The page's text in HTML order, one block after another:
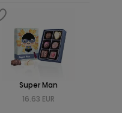
Super Man
16.63 EUR